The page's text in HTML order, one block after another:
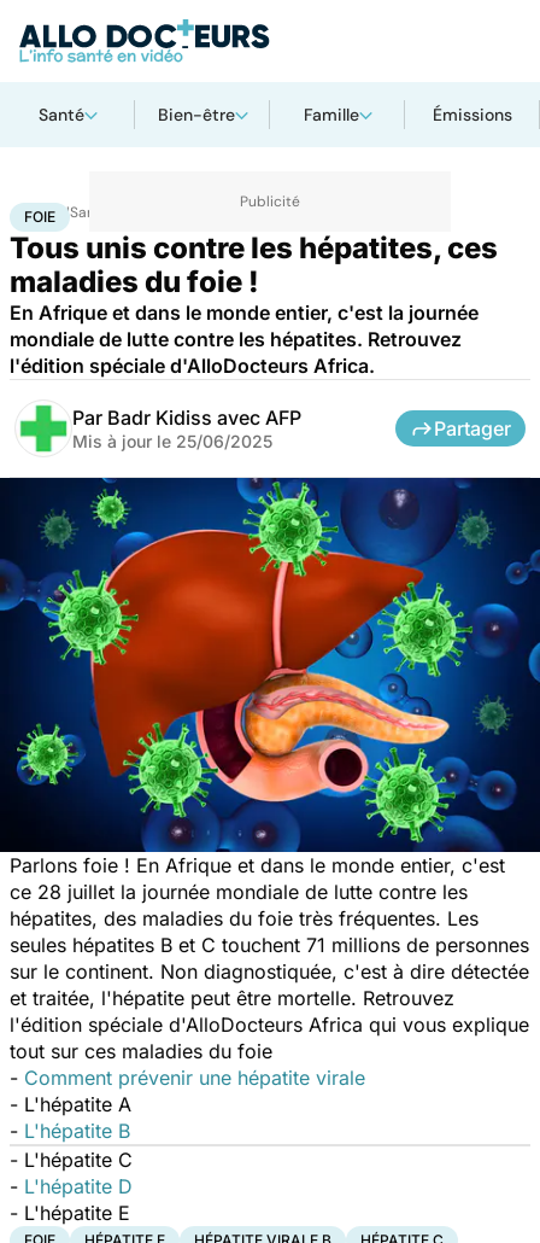
Santé Bien-être Famille Émissions
AccueilSanté
FOIE
Tous unis contre les hépatites, ces
maladies du foie !
En Afrique et dans le monde entier, c'est la journée
mondiale de lutte contre les hépatites. Retrouvez
l'édition spéciale d'AlloDocteurs Africa.
Par Badr Kidiss avec AFP
Mis à jour le 25/06/2025
Partager
Parlons foie ! En Afrique et dans le monde entier, c'est
ce 28 juillet la journée mondiale de lutte contre les
hépatites, des maladies du foie très fréquentes. Les
seules hépatites B et C touchent 71 millions de personnes
sur le continent. Non diagnostiquée, c'est à dire détectée
et traitée, l'hépatite peut être mortelle. Retrouvez
l'édition spéciale d'AlloDocteurs Africa qui vous explique
tout sur ces maladies du foie
- Comment prévenir une hépatite virale
- L'hépatite A
- L'hépatite B
- L'hépatite C
- L'hépatite D
- L'hépatite E